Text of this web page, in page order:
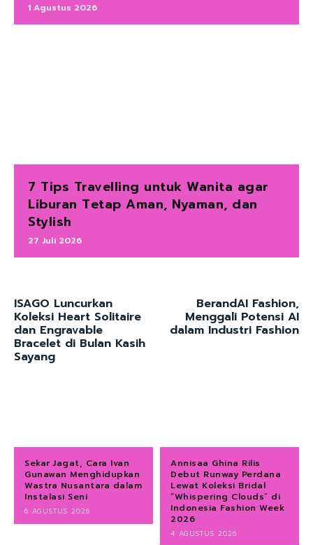
1 Agustus 2026
7 Tips Travelling untuk Wanita agar
Liburan Tetap Aman, Nyaman, dan
Stylish
27 Juli 2026
ISAGO Luncurkan
Koleksi Heart Solitaire
dan Engravable
Bracelet di Bulan Kasih
Sayang
BerandAI Fashion,
Menggali Potensi AI
dalam Industri Fashion
Sekar Jagat, Cara Ivan
Gunawan Menghidupkan
Wastra Nusantara dalam
Instalasi Seni
6 AGUSTUS 2026
Annisaa Ghina Rilis
Debut Runway Perdana
Lewat Koleksi Bridal
“Whispering Clouds” di
Indonesia Fashion Week
2026
4 AGUSTUS 2026